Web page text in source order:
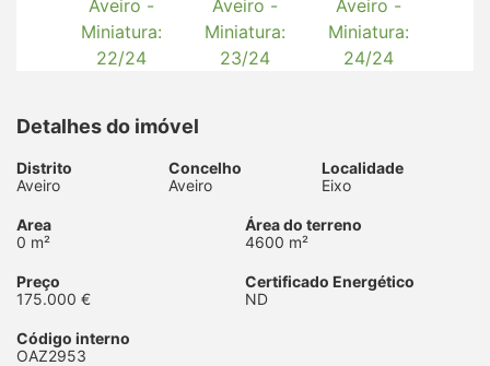
Detalhes do imóvel
Distrito
Aveiro
Concelho
Aveiro
Localidade
Eixo
Area
0 m²
Área do terreno
4600 m²
Preço
175.000 €
Certificado Energético
ND
Código interno
OAZ2953